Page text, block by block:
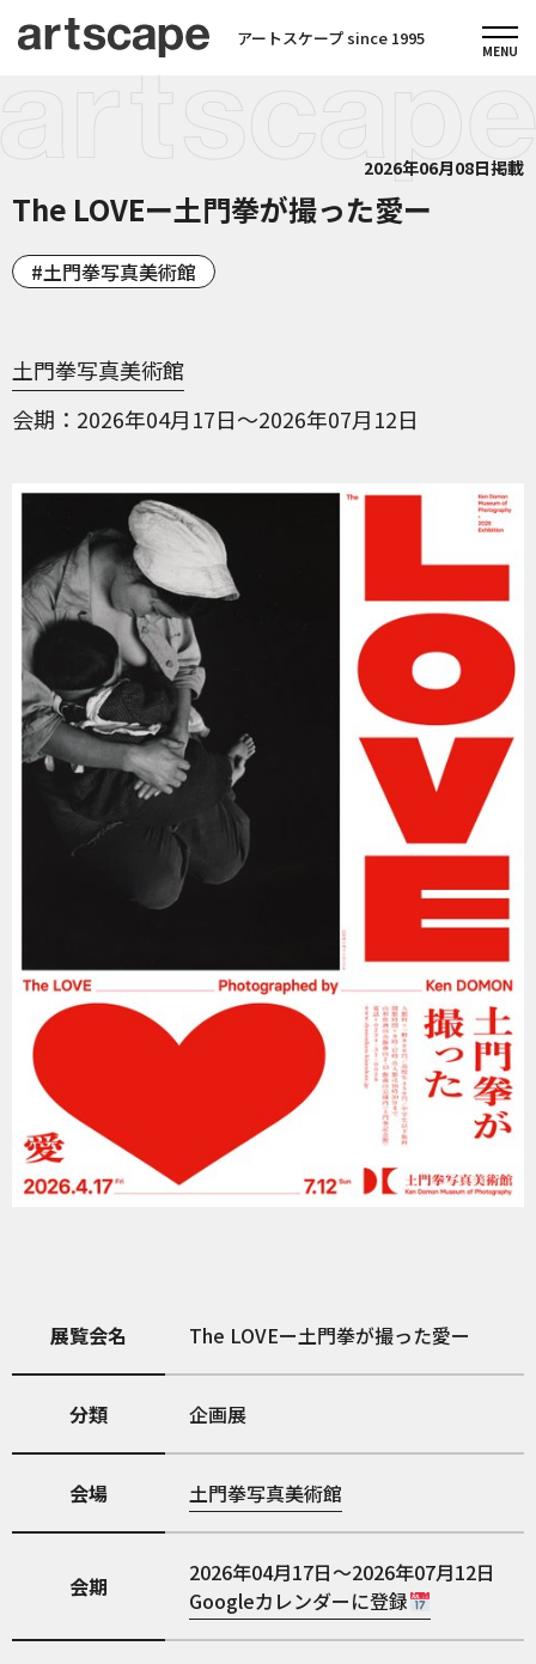
アートスケープ since 1995
2026年06月08日掲載
The LOVEー土門拳が撮った愛ー
土門拳写真美術館
土門拳写真美術館
会期
2026年04月17日～2026年07月12日
展覧会名 The LOVEー土門拳が撮った愛ー
分類 企画展
会場 土門拳写真美術館
会期
2026年04月17日～2026年07月12日
Googleカレンダーに登録